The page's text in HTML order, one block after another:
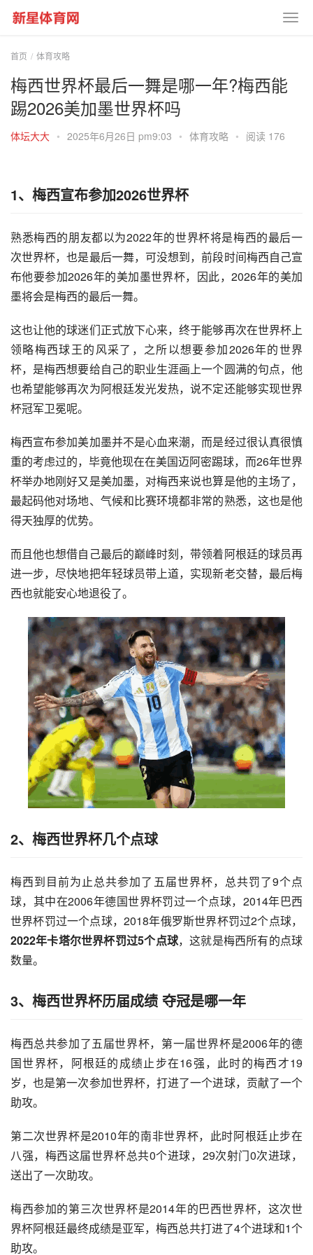
首页 体育攻略
梅西世界杯最后一舞是哪一年?梅西能
踢2026美加墨世界杯吗
体坛大大 • 2025年6月26日 pm9:03 • 体育攻略 • 阅读 176
1、梅西宣布参加2026世界杯
熟悉梅西的朋友都以为2022年的世界杯将是梅西的最后一
次世界杯，也是最后一舞，可没想到，前段时间梅西自己宣
布他要参加2026年的美加墨世界杯，因此，2026年的美加
墨将会是梅西的最后一舞。
这也让他的球迷们正式放下心来，终于能够再次在世界杯上
领略梅西球王的风采了，之所以想要参加2026年的世界
杯，是梅西想要给自己的职业生涯画上一个圆满的句点，他
也希望能够再次为阿根廷发光发热，说不定还能够实现世界
杯冠军卫冕呢。
梅西宣布参加美加墨并不是心血来潮，而是经过很认真很慎
重的考虑过的，毕竟他现在在美国迈阿密踢球，而26年世界
杯举办地刚好又是美加墨，对梅西来说也算是他的主场了，
最起码他对场地、气候和比赛环境都非常的熟悉，这也是他
得天独厚的优势。
而且他也想借自己最后的巅峰时刻，带领着阿根廷的球员再
进一步，尽快地把年轻球员带上道，实现新老交替，最后梅
西也就能安心地退役了。
2、梅西世界杯几个点球
梅西到目前为止总共参加了五届世界杯，总共罚了9个点
球，其中在2006年德国世界杯罚过一个点球，2014年巴西
世界杯罚过一个点球，2018年俄罗斯世界杯罚过2个点球，
2022年卡塔尔世界杯罚过5个点球，这就是梅西所有的点球
数量。
3、梅西世界杯历届成绩 夺冠是哪一年
梅西总共参加了五届世界杯，第一届世界杯是2006年的德
国世界杯，阿根廷的成绩止步在16强，此时的梅西才19
岁，也是第一次参加世界杯，打进了一个进球，贡献了一个
助攻。
第二次世界杯是2010年的南非世界杯，此时阿根廷止步在
八强，梅西这届世界杯总共0个进球，29次射门0次进球，
送出了一次助攻。
梅西参加的第三次世界杯是2014年的巴西世界杯，这次世
界杯阿根廷最终成绩是亚军，梅西总共打进了4个进球和1个
助攻。